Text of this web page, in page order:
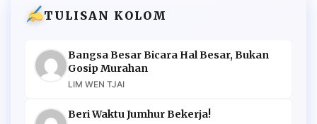
TULISAN KOLOM
Bangsa Besar Bicara Hal Besar, Bukan
Gosip Murahan
LIM WEN TJAI
Beri Waktu Jumhur Bekerja!